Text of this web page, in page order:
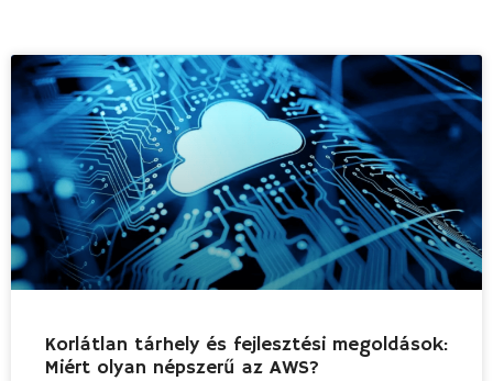
Korlátlan tárhely és fejlesztési megoldások:
Miért olyan népszerű az AWS?